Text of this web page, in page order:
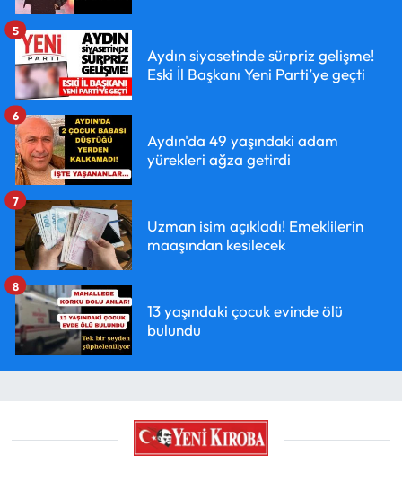
Aydın siyasetinde sürpriz gelişme!
Eski İl Başkanı Yeni Parti’ye geçti
5
Aydın'da 49 yaşındaki adam
yürekleri ağza getirdi
6
Uzman isim açıkladı! Emeklilerin
maaşından kesilecek
7
13 yaşındaki çocuk evinde ölü
bulundu
8